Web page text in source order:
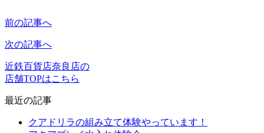
前の記事へ
次の記事へ
近鉄百貨店奈良店の
店舗TOPはこちら
最近の記事
クアドリラの組み立て体験やっています！